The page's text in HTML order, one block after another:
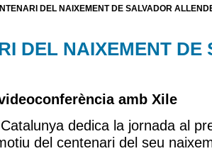
DEL NAIXEMENT DE SALVADOR
DEL NAIXEMENT DE
amb Xile
dedica la jornada al
del centenari del seu